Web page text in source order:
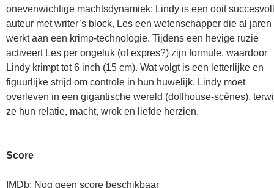
onevenwichtige machtsdynamiek: Lindy is een ooit
auteur met writer’s block, Les een wetenschapper die al jaren
werkt aan een krimp-technologie. Tijdens een hevige ruzie
activeert Les per ongeluk (of expres?) zijn formule, waardoor
Lindy krimpt tot 6 inch (15 cm). Wat volgt is een letterlijke en
figuurlijke strijd om controle in hun huwelijk. Lindy moet
overleven in een gigantische wereld (dollhouse-scènes),
ze hun relatie, macht, wrok en liefde herzien.
Score
IMDb: Nog geen score beschikbaar